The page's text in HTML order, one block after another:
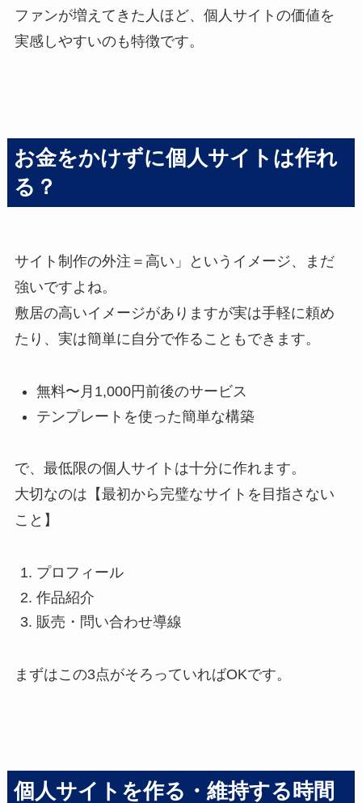
ファンが増えてきた人ほど、個人サイトの価値を
実感しやすいのも特徴です。
お金をかけずに個人サイトは作れ
る？
サイト制作の外注＝高い」というイメージ、まだ
強いですよね。
敷居の高いイメージがありますが実は手軽に頼め
たり、実は簡単に自分で作ることもできます。
無料〜月1,000円前後のサービス
テンプレートを使った簡単な構築
で、最低限の個人サイトは十分に作れます。
大切なのは【最初から完璧なサイトを目指さない
こと】
プロフィール
作品紹介
販売・問い合わせ導線
まずはこの3点がそろっていればOKです。
個人サイトを作る・維持する時間